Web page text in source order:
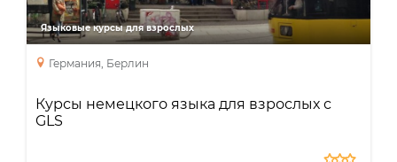
Языковые курсы для взрослых
Германия, Берлин
Курсы немецкого языка для взрослых с
GLS
Занятия с преподавателем один на один
Бизнес курс